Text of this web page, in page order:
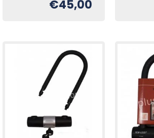
€45,00